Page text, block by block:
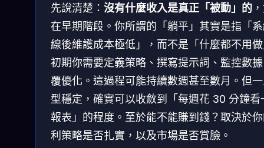
先說清楚： 沒有什麼收入是真正「被動」的
在早期階段。你所謂的「躺平」其實是指「
線後維護成本極低」，而不是「什麼都不用
初期你需要定義策略、撰寫提示詞、監控數
覆優化。這過程可能持續數週甚至數月。但
型穩定，確實可以收斂到「每週花 30 分鐘看
報表」的程度。至於能不能賺到錢？取決於
利策略是否扎實，以及市場是否賞臉。